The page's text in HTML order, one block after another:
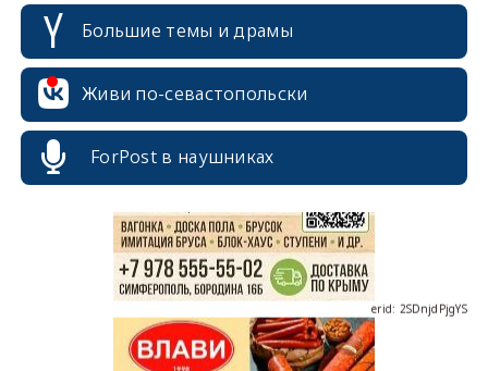
Большие темы и драмы
Живи по-севастопольски
ForPost в наушниках
erid: 2SDnjdPjgYS